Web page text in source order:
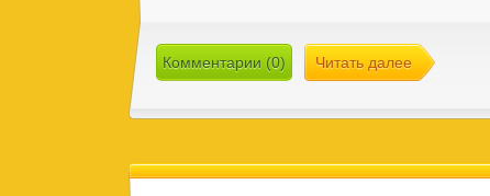
Комментарии (0) Читать далее